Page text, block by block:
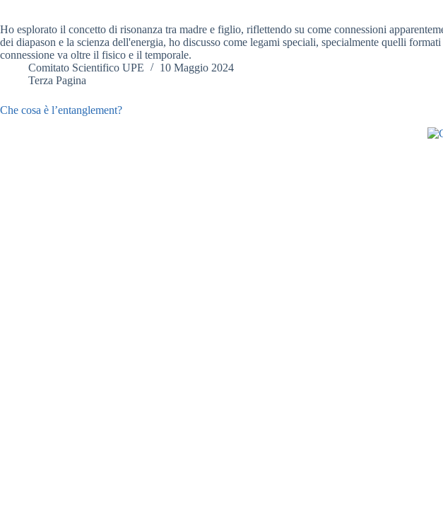
Ho esplorato il concetto di risonanza tra madre e figlio, riflettendo su come connessioni
dei diapason e la scienza dell'energia, ho discusso come legami speciali, specialmente quelli
connessione va oltre il fisico e il temporale.
Comitato Scientifico UPE
10 Maggio 2024
Terza Pagina
Che cosa è l’entanglement?